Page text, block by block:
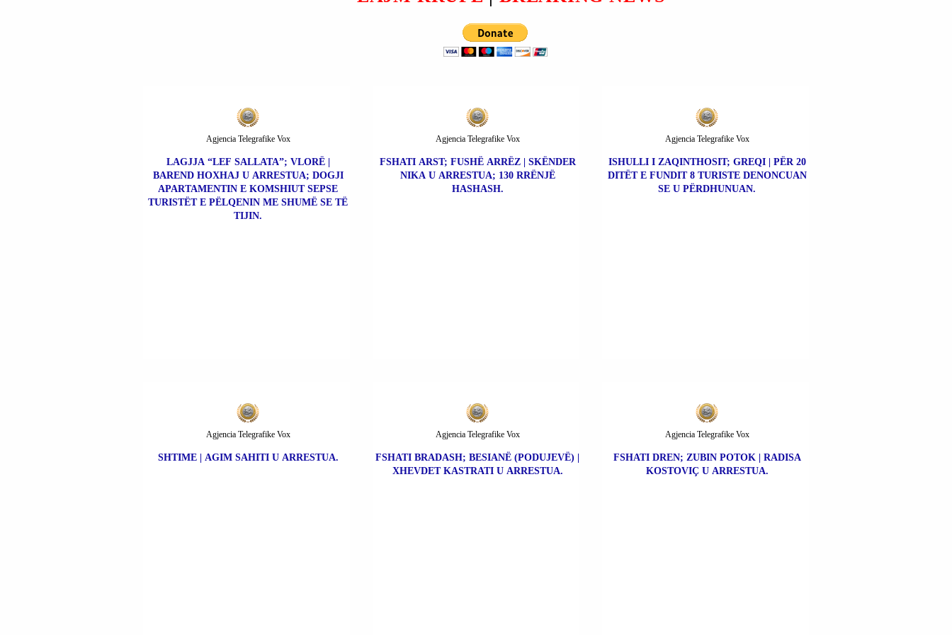
LAGJJA “LEF SALLATA”; VLORË |
BAREND HOXHAJ U ARRESTUA; DOGJI
APARTAMENTIN E KOMSHIUT SEPSE
TURISTËT E PËLQENIN ME SHUMË SE TË
TIJIN.
Agjencia Telegrafike Vox
FSHATI ARST; FUSHË ARRËZ | SKËNDER
NIKA U ARRESTUA; 130 RRËNJË
HASHASH.
Agjencia Telegrafike Vox
ISHULLI I ZAQINTHOSIT; GREQI | PËR 20
DITËT E FUNDIT 8 TURISTE DENONCUAN
SE U PËRDHUNUAN.
Agjencia Telegrafike Vox
SHTIME | AGIM SAHITI U ARRESTUA.
Agjencia Telegrafike Vox
FSHATI BRADASH; BESIANË (PODUJEVË) |
XHEVDET KASTRATI U ARRESTUA.
Agjencia Telegrafike Vox
FSHATI DREN; ZUBIN POTOK | RADISA
KOSTOVIÇ U ARRESTUA.
Agjencia Telegrafike Vox